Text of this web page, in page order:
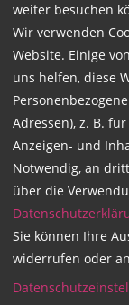
Top
27.03.2025
war Daniel
Meine
großartig! Er
kompetenter
und eine
ruhigen Art und
immer sicher
vorbereitet
weiter besuchen
Wir verwenden
Website. Einige
uns helfen, diese
Adressen), z. B.
Anzeigen- und
Notwendig, an
über die
Sie können Ihre
widerrufen oder